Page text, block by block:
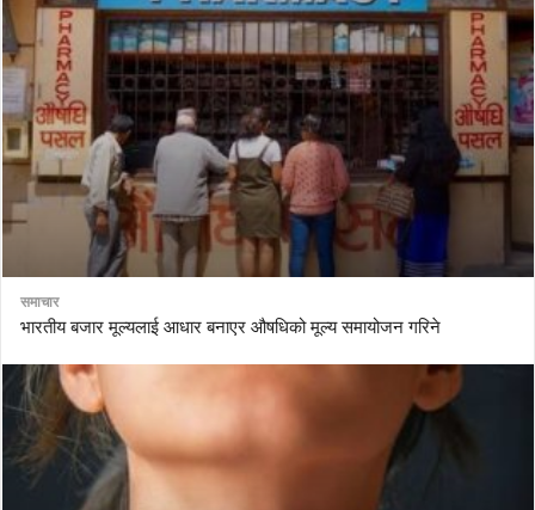
समाचार
भारतीय बजार मूल्यलाई आधार बनाएर औषधिको मूल्य समायोजन गरिने